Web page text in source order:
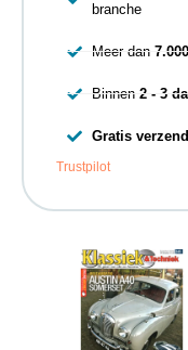
branche
Meer dan 7.000
Binnen 2 - 3
Gratis
Trustpilot